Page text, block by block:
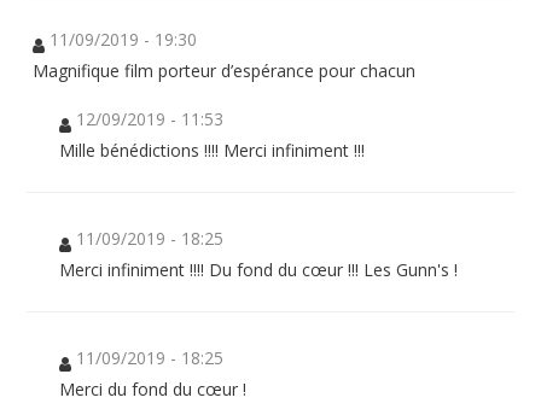
11/09/2019 - 19:30
Magnifique film porteur d’espérance pour chacun
12/09/2019 - 11:53
Mille bénédictions !!!! Merci infiniment !!!
11/09/2019 - 18:25
Merci infiniment !!!! Du fond du cœur !!! Les Gunn's !
11/09/2019 - 18:25
Merci du fond du cœur !